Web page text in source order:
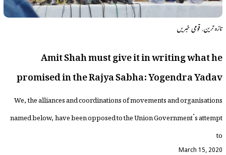
تازہ ترین,قومی خبریں
Amit Shah must give it in writing what he
promised in the Rajya Sabha: Yogendra Yadav
We, the alliances and coordinations of movements and organisations
named below, have been opposed to the Union Government’s attempt
to
March 15, 2020